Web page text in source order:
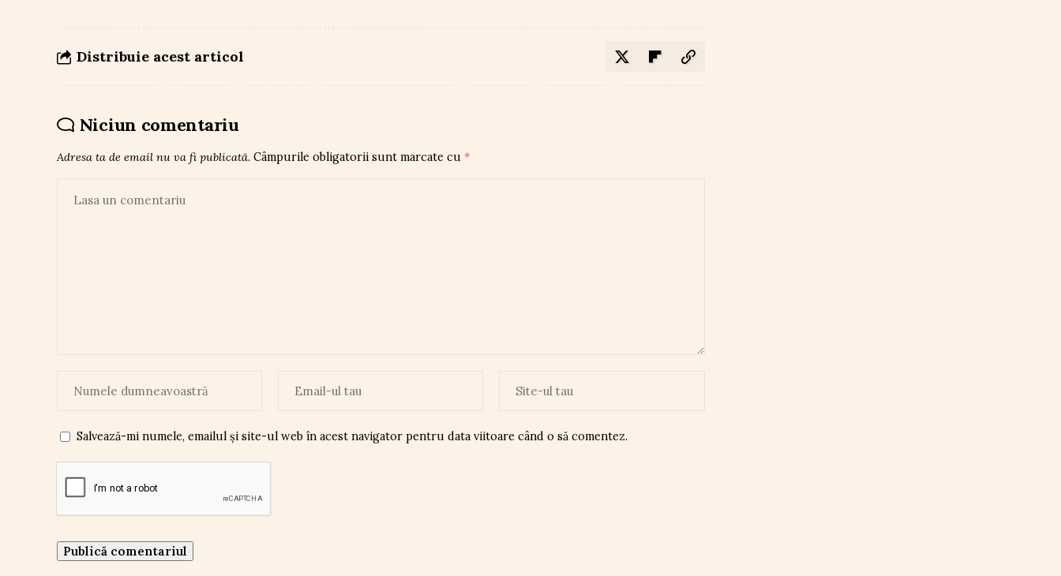
Distribuie acest articol
Niciun comentariu
Adresa ta de email nu va fi publicată. Câmpurile obligatorii sunt marcate cu *
Salvează-mi numele, emailul și site-ul web în acest navigator pentru data viitoare când o să comentez.